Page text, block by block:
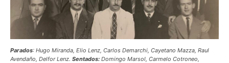
Parados: Hugo Miranda, Elio Lenz, Carlos Demarchi, Cayetano Mazza, Raul
Avendaño, Delfor Lenz. Sentados: Domingo Marsol, Carmelo Cotroneo,